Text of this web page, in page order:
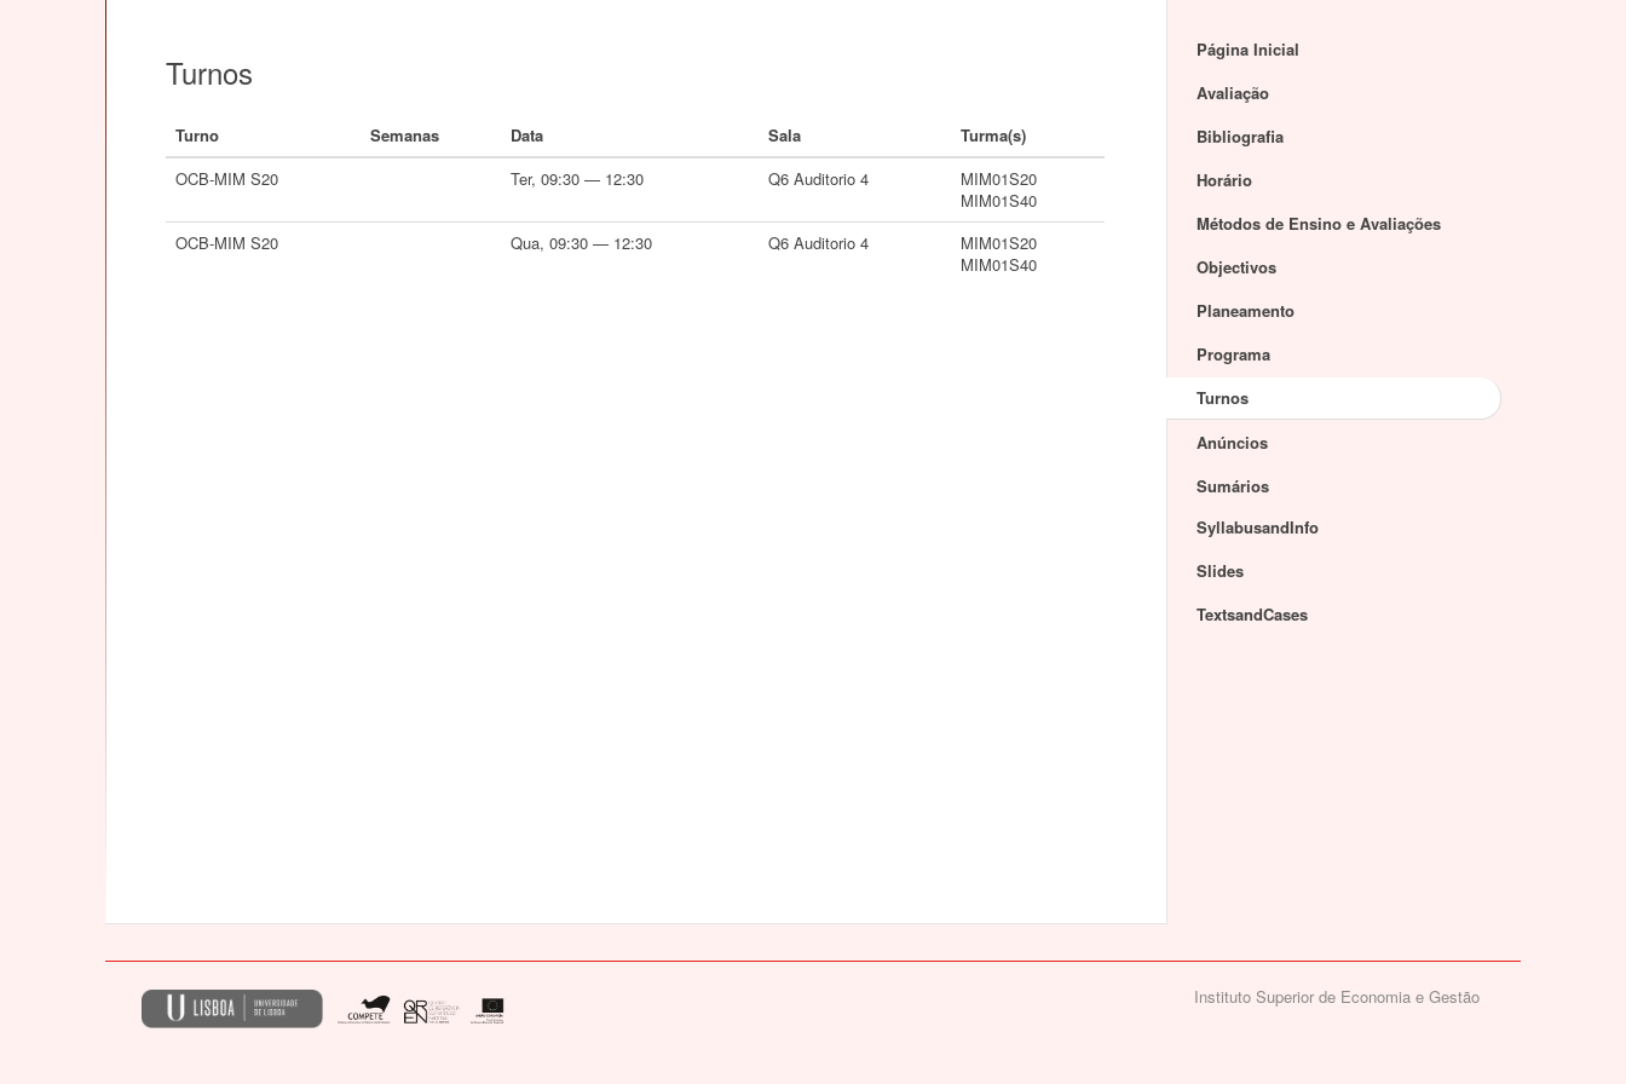
Turnos
Turno Semanas Data Sala
Turma(s)
OCB-MIM S20
Ter, 09:30 — 12:30 Q6 Auditorio 4
MIM01S20
MIM01S40
OCB-MIM S20
Qua, 09:30 — 12:30 Q6 Auditorio 4
MIM01S20
MIM01S40
Página Inicial
Avaliação
Bibliografia
Horário
Métodos de Ensino e Avaliações
Objectivos
Planeamento
Programa
Turnos
Anúncios
Sumários
SyllabusandInfo
Slides
TextsandCases
Instituto Superior de Economia e Gestão